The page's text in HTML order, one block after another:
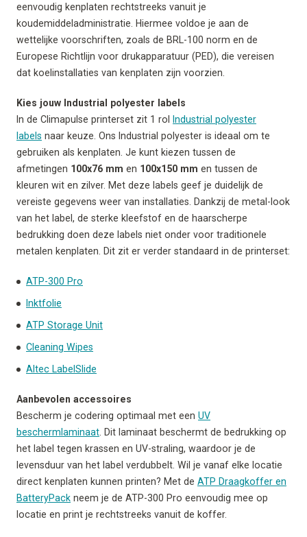
eenvoudig kenplaten rechtstreeks vanuit je
koudemiddeladministratie. Hiermee voldoe je aan de
wettelijke voorschriften, zoals de BRL-100 norm en de
Europese Richtlijn voor drukapparatuur (PED), die vereisen
dat koelinstallaties van kenplaten zijn voorzien.
Kies jouw Industrial polyester labels
In de Climapulse printerset zit 1 rol
Industrial polyester
labels naar keuze. Ons Industrial polyester is ideaal om te
gebruiken als kenplaten. Je kunt kiezen tussen de
afmetingen 100x76 mm en 100x150 mm en tussen de
kleuren wit en zilver. Met deze labels geef je duidelijk de
vereiste gegevens weer van installaties. Dankzij de metal-look
van het label, de sterke kleefstof en de haarscherpe
bedrukking doen deze labels niet onder voor traditionele
metalen kenplaten. Dit zit er verder standaard in de printerset:
ATP-300 Pro
Inktfolie
ATP Storage Unit
Cleaning Wipes
Altec LabelSlide
Aanbevolen accessoires
Bescherm je codering optimaal met een UV
beschermlaminaat . Dit laminaat beschermt de bedrukking op
het label tegen krassen en UV-straling, waardoor je de
levensduur van het label verdubbelt. Wil je vanaf elke locatie
direct kenplaten kunnen printen? Met de ATP Draagkoffer en
BatteryPack neem je de ATP-300 Pro eenvoudig mee op
locatie en print je rechtstreeks vanuit de koffer.